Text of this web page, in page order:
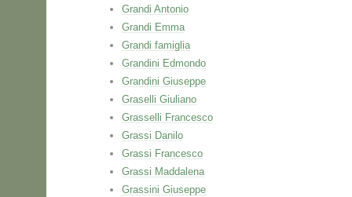
Grandi Antonio
Grandi Emma
Grandi famiglia
Grandini Edmondo
Grandini Giuseppe
Graselli Giuliano
Grasselli Francesco
Grassi Danilo
Grassi Francesco
Grassi Maddalena
Grassini Giuseppe